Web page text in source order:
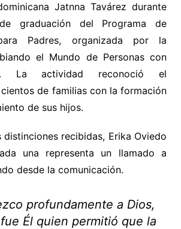
Jatnna Tavárez durante
graduación del Programa de
Padres, organizada por la
el Mundo de Personas con
La actividad reconoció el
de familias con la formación
de sus hijos.
distinciones recibidas, Erika Oviedo
una representa un llamado a
desde la comunicación.
profundamente a Dios,
Él quien permitió que la